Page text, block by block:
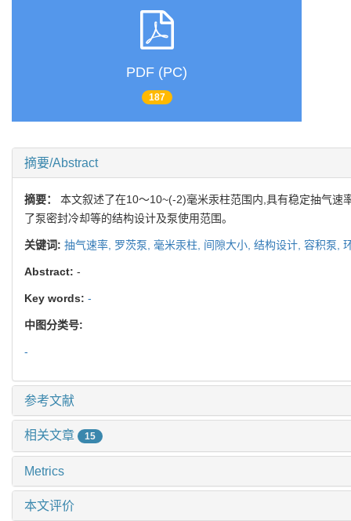
PDF (PC)
187
摘要/Abstract
摘要：本文叙述了在10～10~(-2)毫米汞柱范围内,具有稳定抽气
了泵密封冷却等的结构设计及泵使用范围。
关键词: 抽气速率, 罗茨泵, 毫米汞柱, 间隙大小, 结构设计, 容积泵,
Abstract: -
Key words: -
中图分类号:
-
参考文献
相关文章 15
Metrics
本文评价